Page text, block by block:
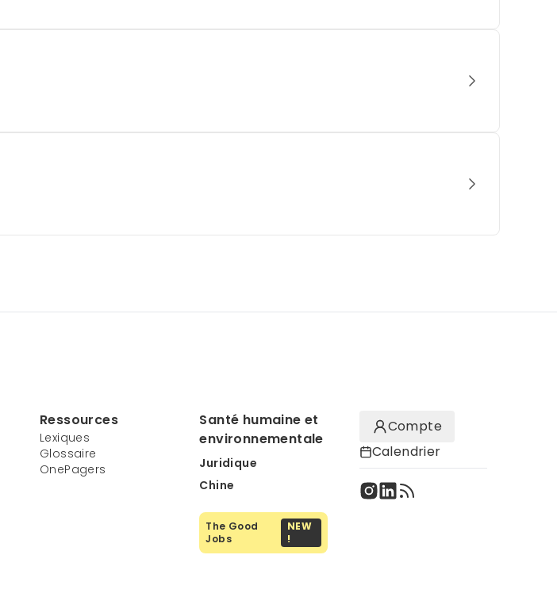
Ressources
Lexiques
Glossaire
OnePagers
Santé humaine et
environnementale
Juridique
Chine
The Good
Jobs
NEW
!
Compte
Calendrier